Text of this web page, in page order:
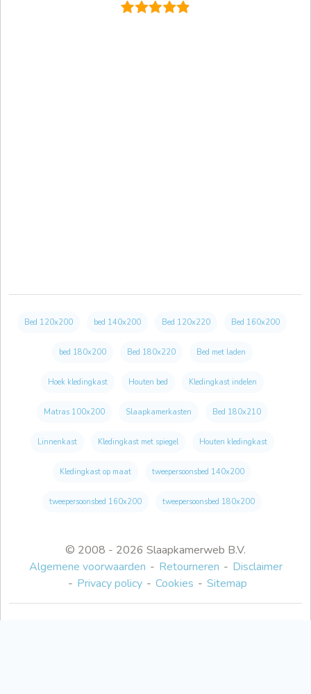
© 2008 - 2026 Slaapkamerweb B.V.
Algemene voorwaarden
Retourneren
Disclaimer
Privacy policy
Cookies Sitemap
Bed 120x200 bed 140x200 Bed 120x220 Bed 160x200
bed 180x200 Bed 180x220 Bed met laden
Hoek kledingkast Houten bed Kledingkast indelen
Matras 100x200 Slaapkamerkasten Bed 180x210
Linnenkast Kledingkast met spiegel Houten kledingkast
Kledingkast op maat tweepersoonsbed 140x200
tweepersoonsbed 160x200 tweepersoonsbed 180x200